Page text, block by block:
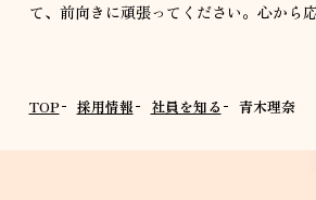
て、前向きに頑張ってください。心から
TOP 採用情報 社員を知る 青木理奈